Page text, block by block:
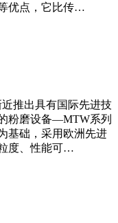
优点，它比传…
推出具有国际先进技
粉磨设备—MTW系列
基础，采用欧洲先进
度、性能可…